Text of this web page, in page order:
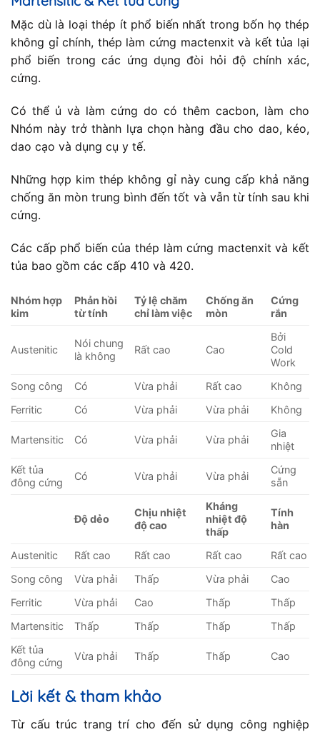
Mặc dù là loại thép ít phổ biến nhất trong bốn họ thép
không gỉ chính, thép làm cứng mactenxit và kết tủa lại
phổ biến trong các ứng dụng đòi hỏi độ chính xác,
cứng.
Có thể ủ và làm cứng do có thêm cacbon, làm cho
Nhóm này trở thành lựa chọn hàng đầu cho dao, kéo,
dao cạo và dụng cụ y tế.
Những hợp kim thép không gỉ này cung cấp khả năng
chống ăn mòn trung bình đến tốt và vẫn từ tính sau khi
cứng.
Các cấp phổ biến của thép làm cứng mactenxit và kết
tủa bao gồm các cấp 410 và 420.
Nhóm hợp
kim
Phản hồi
từ tính
Tỷ lệ chăm
chỉ làm việc
Chống ăn
mòn
Cứng
rắn
Austenitic
Nói chung
là không
Rất cao Cao
Bởi
Cold
Work
Song công
Có Vừa phải Rất cao
Không
Ferritic
Có Vừa phải Vừa phải Không
Martensitic Có Vừa phải Vừa phải
Gia
nhiệt
Kết tủa
đông cứng
Có Vừa phải Vừa phải
Cứng
sẵn
Độ dẻo
Chịu nhiệt
độ cao
Kháng
nhiệt độ
thấp
Tính
hàn
Austenitic Rất cao Rất cao Rất cao
Rất cao
Song công
Vừa phải Thấp Vừa phải
Cao
Ferritic
Vừa phải Cao Thấp
Thấp
Martensitic
Thấp Thấp Thấp
Thấp
Kết tủa
đông cứng
Vừa phải Thấp Thấp Cao
Lời kết & tham khảo
Từ cấu trúc trang trí cho đến sử dụng công nghiệp